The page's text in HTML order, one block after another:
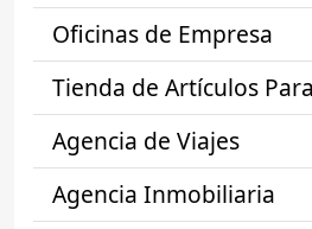
Oficinas de Empresa
Tienda de Artículos
Agencia de Viajes
Agencia Inmobiliaria